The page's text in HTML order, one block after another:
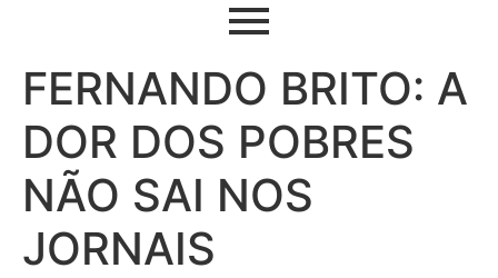
FERNANDO BRITO: A
DOR DOS POBRES
NÃO SAI NOS
JORNAIS